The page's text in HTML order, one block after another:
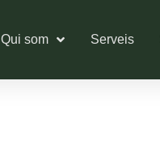
Qui som Serveis